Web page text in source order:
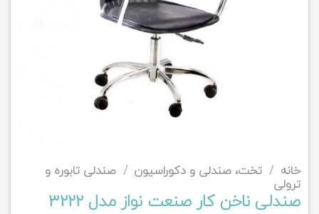
خانه / تخت، صندلی و دکوراسیون / صندلی تابوره و
ترولی
صندلی ناخن کار صنعت نواز مدل 3222